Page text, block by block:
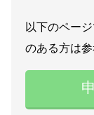
以下のペー
のある方は参